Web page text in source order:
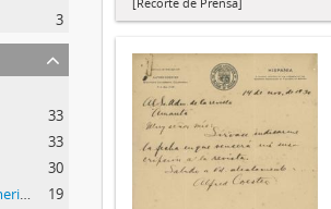
3
33
33
30
Alianza Popular Revolucionaria Americana (APRA)
19